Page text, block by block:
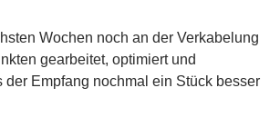
Wochen noch an der Verkabelung
gearbeitet, optimiert und
der Empfang nochmal ein Stück besser